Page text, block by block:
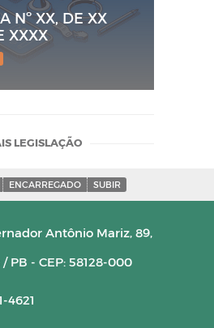
Nº XX, DE XX
XXXX
LEGISLAÇÃO
ENCARREGADO SUBIR
Antônio Mariz, 89,
PB - CEP: 58128-000
4621